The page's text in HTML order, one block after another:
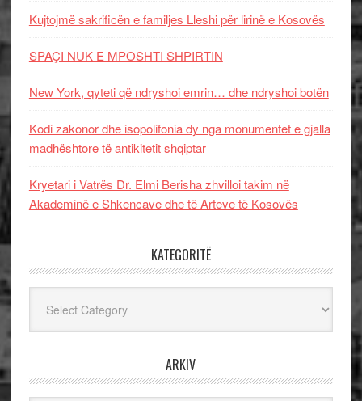
Kujtojmë sakrificën e familjes Lleshi për lirinë e Kosovës
SPAÇI NUK E MPOSHTI SHPIRTIN
New York, qyteti që ndryshoi emrin… dhe ndryshoi botën
Kodi zakonor dhe isopolifonia dy nga monumentet e gjalla
madhështore të antikitetit shqiptar
Kryetari i Vatrës Dr. Elmi Berisha zhvilloi takim në
Akademinë e Shkencave dhe të Arteve të Kosovës
KATEGORITË
ARKIV